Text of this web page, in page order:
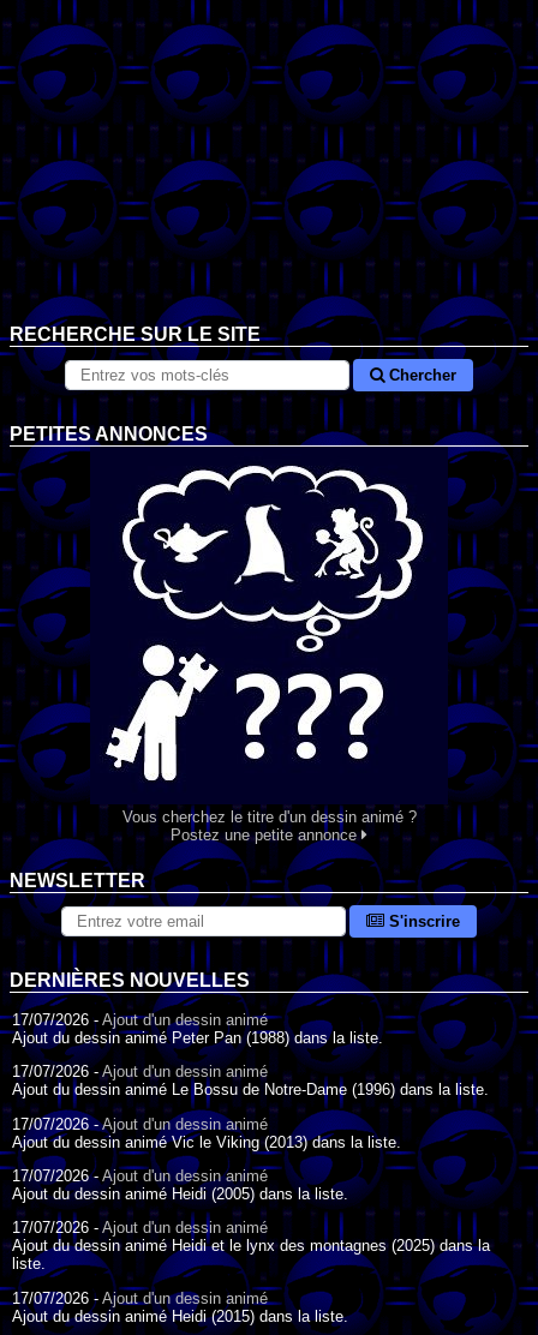
RECHERCHE SUR LE SITE
Chercher
PETITES ANNONCES
Vous cherchez le titre d'un dessin animé ?
Postez une petite annonce
NEWSLETTER
S'inscrire
DERNIÈRES NOUVELLES
17/07/2026 - Ajout d'un dessin animé
Ajout du dessin animé Peter Pan (1988) dans la liste.
17/07/2026 -Ajout d'un dessin animé
Ajout du dessin animé Le Bossu de Notre-Dame (1996) dans la liste.
17/07/2026 -Ajout d'un dessin animé
Ajout du dessin animé Vic le Viking (2013) dans la liste.
17/07/2026 -Ajout d'un dessin animé
Ajout du dessin animé Heidi (2005) dans la liste.
17/07/2026 - Ajout d'un dessin animé
Ajout du dessin animé Heidi et le lynx des montagnes (2025) dans la
liste.
17/07/2026 - Ajout d'un dessin animé
Ajout du dessin animé Heidi (2015) dans la liste.